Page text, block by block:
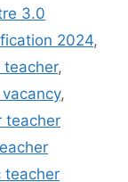
3.0
2024,
teacher,
,
teacher
teacher